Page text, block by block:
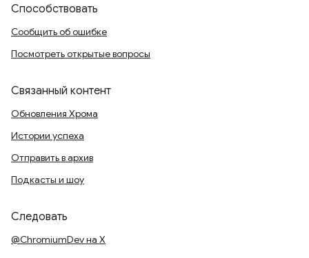
Способствовать
Сообщить об ошибке
Посмотреть открытые вопросы
Связанный контент
Обновления Хрома
Истории успеха
Отправить в архив
Подкасты и шоу
Следовать
@ChromiumDev на X